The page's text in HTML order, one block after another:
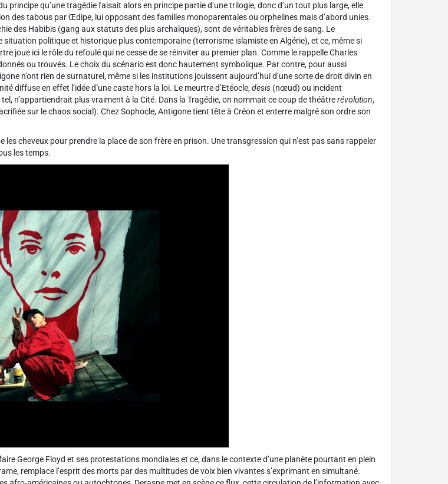
principe qu’une tragédie faisait alors en principe partie d’une trilogie, donc d’un tout plus large, elle
des tabous par Œdipe, lui opposant des familles monoparentales ou orphelines mais d’abord unies.
des Habibis (gang aux statuts des plus archaïques), sont de véritables frères de sang. Le
situation politique et historique plus contemporaine (terrorisme islamiste en Algérie), et ce, même si
joue ici le rôle du refoulé qui ne cesse de se réinviter au premier plan. Comme le rappelle Charles
ou trouvés. Le choix du scénario est donc hautement symbolique. Par contre, pour aussi
n’ont rien de surnaturel, même si les institutions jouissent aujourd’hui d’une sorte de droit divin en
diffuse en effet l’idée d’une caste hors la loi. Le meurtre d’Etéocle,desis (nœud) ou incident
n’appartiendrait plus vraiment à la Cité. Dans la Tragédie, on nommait ce coup de théâtrerévolution,
sur le chaos social). Chez Sophocle, Antigone tient tête à Créon et enterre malgré son ordre son
les cheveux pour prendre la place de son frère en prison. Une transgression qui n’est pas sans rappeler
les temps.
George Floyd et ses protestations mondiales et ce, dans le contexte d’une planète pourtant en plein
remplace l’esprit des morts par des multitudes de voix bien vivantes s’exprimant en simultané.